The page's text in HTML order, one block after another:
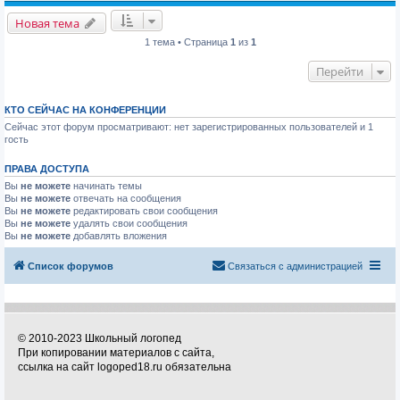
Новая тема
1 тема • Страница 1 из 1
Перейти
КТО СЕЙЧАС НА КОНФЕРЕНЦИИ
Сейчас этот форум просматривают: нет зарегистрированных пользователей и 1
гость
ПРАВА ДОСТУПА
Вы не можете начинать темы
Вы не можете отвечать на сообщения
Вы не можете редактировать свои сообщения
Вы не можете удалять свои сообщения
Вы не можете добавлять вложения
Список форумов Связаться с администрацией
© 2010-2023 Школьный логопед
При копировании материалов с сайта,
ссылка на сайт logoped18.ru обязательна